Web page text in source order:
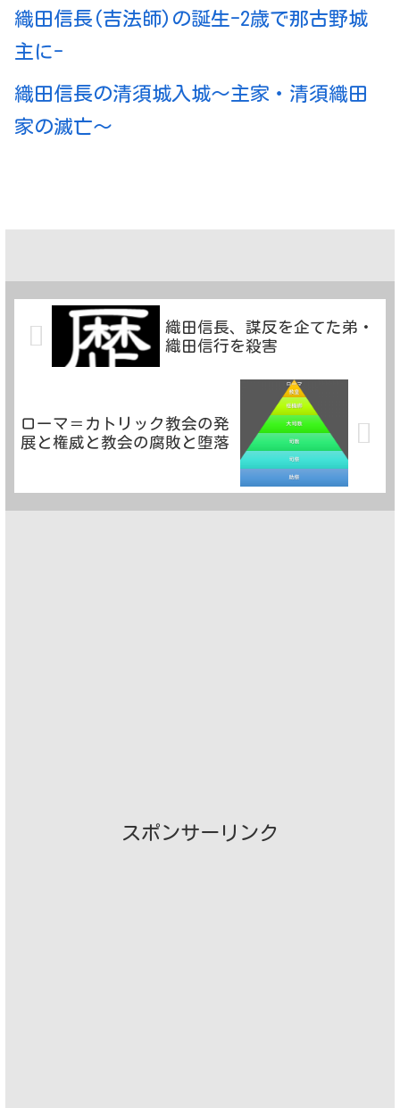
織田信長(吉法師)の誕生-2歳で那古野城
主に-
織田信長の清須城入城～主家・清須織田
家の滅亡～
織田信長、謀反を企てた弟・
織田信行を殺害
ローマ＝カトリック教会の発
展と権威と教会の腐敗と堕落
スポンサーリンク